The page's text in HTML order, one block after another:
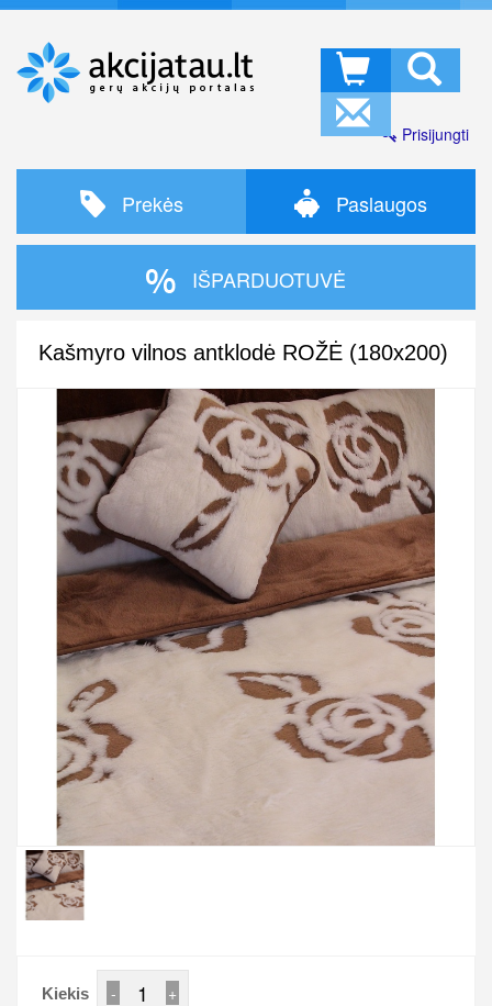
Prisijungti
Prekės Paslaugos
IŠPARDUOTUVĖ
Kašmyro vilnos antklodė ROŽĖ (180x200)
Kiekis - +